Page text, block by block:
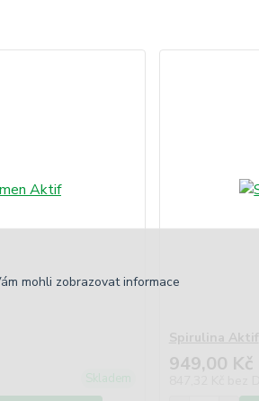
Spirulina Aktif
949,00 Kč
mohli zobrazovat informace